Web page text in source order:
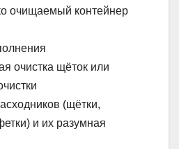
очищаемый контейнер
очистка щёток или
(щётки,
и их разумная